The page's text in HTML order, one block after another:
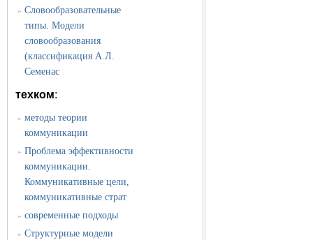
» Словообразовательные
типы. Модели
словообразования
(классификация А.Л.
Семенас
техком:
» методы теории
коммуникации
» Проблема эффективности
коммуникации.
Коммуникативные цели,
коммуникативные страт
» современные подходы
» Структурные модели